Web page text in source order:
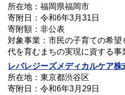
所在地：福岡県福岡市
寄附日：令和6年3月31日
寄附額：非公表
対象事業：市民の子育ての希
代を育むまちの実現に資する事
レバレジーズメディカルケア株
所在地：東京都渋谷区
寄附日：令和6年3月29日